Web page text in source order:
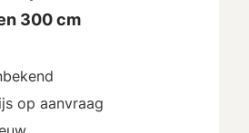
300 cm
op aanvraag